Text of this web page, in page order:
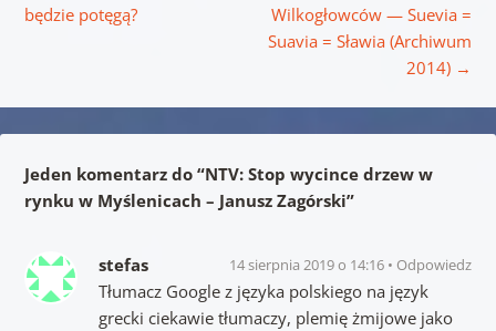
będzie potęgą?
Wilkogłowców — Suevia =
Suavia = Sławia (Archiwum
2014) →
Jeden komentarz do “NTV: Stop wycince drzew w
rynku w Myślenicach – Janusz Zagórski”
stefas 14 sierpnia 2019 o 14:16 Odpowiedz
Tłumacz Google z języka polskiego na język
grecki ciekawie tłumaczy, plemię żmijowe jako